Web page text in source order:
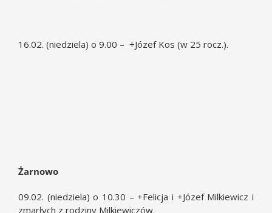
16.02. (niedziela) o 9.00 – +Józef Kos (w 25 rocz.).
Żarnowo
09.02. (niedziela) o 10.30 – +Felicja i +Józef Milkiewicz i
zmarłych z rodziny Milkiewiczów.